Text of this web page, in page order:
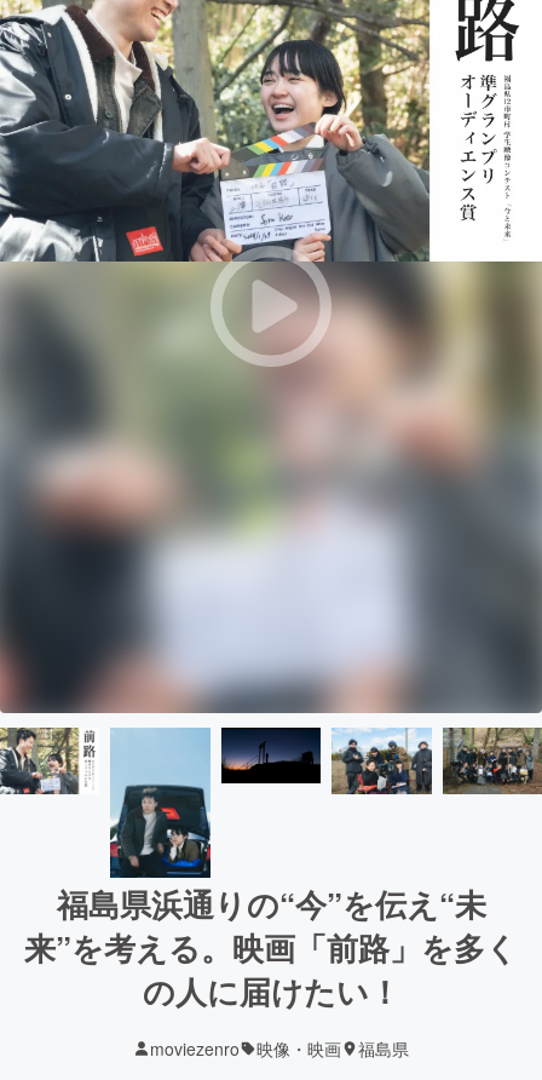
福島県浜通りの“今”を伝え“未
来”を考える。映画「前路」を多く
の人に届けたい！
moviezenro 映像・映画 福島県